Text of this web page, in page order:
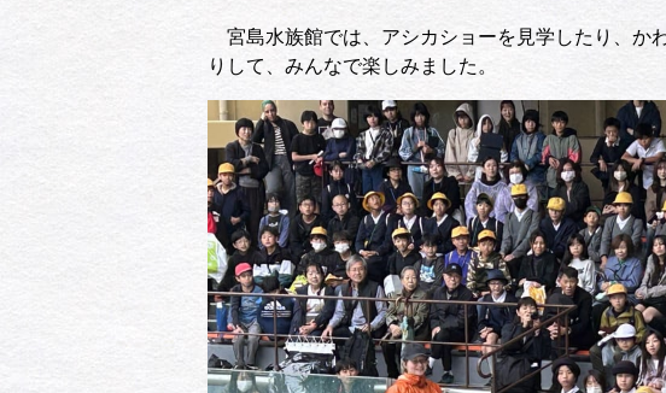
宮島水族館では、アシカショーを見学したり、か
りして、みんなで楽しみました。